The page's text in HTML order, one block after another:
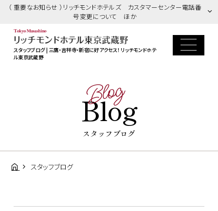
（ 重要なお知らせ ）リッチモンドホテルズ カスタマーセンター電話番
号変更について ほか
スタッフブログ | 三鷹・吉祥寺・新宿に好アクセス！ リッチモンドホテ
ル東京武蔵野
Blog
Blog
スタッフブログ
スタッフブログ